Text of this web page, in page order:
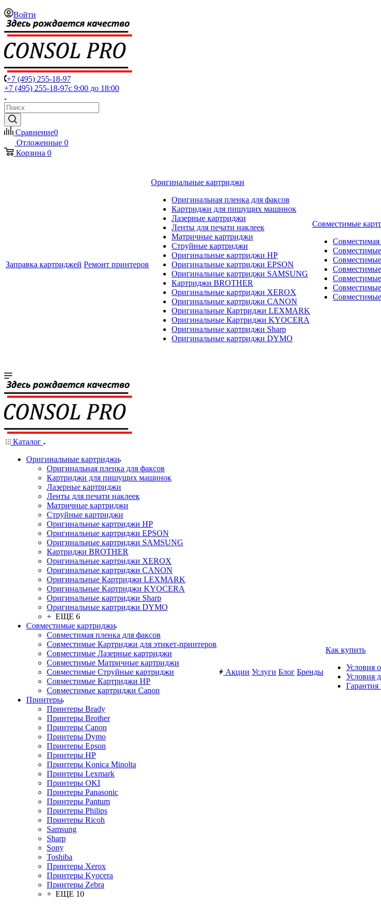
Войти
+7 (495) 255-18-97
+7 (495) 255-18-97с 9:00 до 18:00
Сравнение0
Отложенные 0
Корзина 0
Заправка картриджей Ремонт принтеров
Оригинальные картриджи
Оригинальная пленка для факсов
Картриджи для пишущих машинок
Лазерные картриджи
Ленты для печати наклеек
Матричные картриджи
Струйные картриджи
Оригинальные картриджи HP
Оригинальные картриджи EPSON
Оригинальные картриджи SAMSUNG
Картриджи BROTHER
Оригинальные картриджи XEROX
Оригинальные картриджи CANON
Оригинальные Картриджи LEXMARK
Оригинальные Картриджи KYOCERA
Оригинальные картриджи Sharp
Оригинальные картриджи DYMO
Совместимые
Совместимая
Каталог
Оригинальные картриджи
Оригинальная пленка для факсов
Картриджи для пишущих машинок
Лазерные картриджи
Ленты для печати наклеек
Матричные картриджи
Струйные картриджи
Оригинальные картриджи HP
Оригинальные картриджи EPSON
Оригинальные картриджи SAMSUNG
Картриджи BROTHER
Оригинальные картриджи XEROX
Оригинальные картриджи CANON
Оригинальные Картриджи LEXMARK
Оригинальные Картриджи KYOCERA
Оригинальные картриджи Sharp
Оригинальные картриджи DYMO
+ ЕЩЕ 6
Совместимые картриджи
Совместимая пленка для факсов
Совместимые Картриджи для этикет-принтеров
Совместимые Лазерные картриджи
Совместимые Матричные картриджи
Совместимые Струйные картриджи
Совместимые Картриджи HP
Совместимые картриджи Canon
Принтеры
Принтеры Brady
Принтеры Brother
Принтеры Canon
Принтеры Dymo
Принтеры Epson
Принтеры HP
Принтеры Konica Minolta
Принтеры Lexmark
Принтеры OKI
Принтеры Panasonic
Принтеры Pantum
Принтеры Philips
Принтеры Ricoh
Samsung
Sharp
Sony
Toshiba
Принтеры Xerox
Принтеры Kyocera
Принтеры Zebra
+ ЕЩЕ 10
Акции Услуги Блог Бренды
Как купить
Условия
Условия
Гарантия